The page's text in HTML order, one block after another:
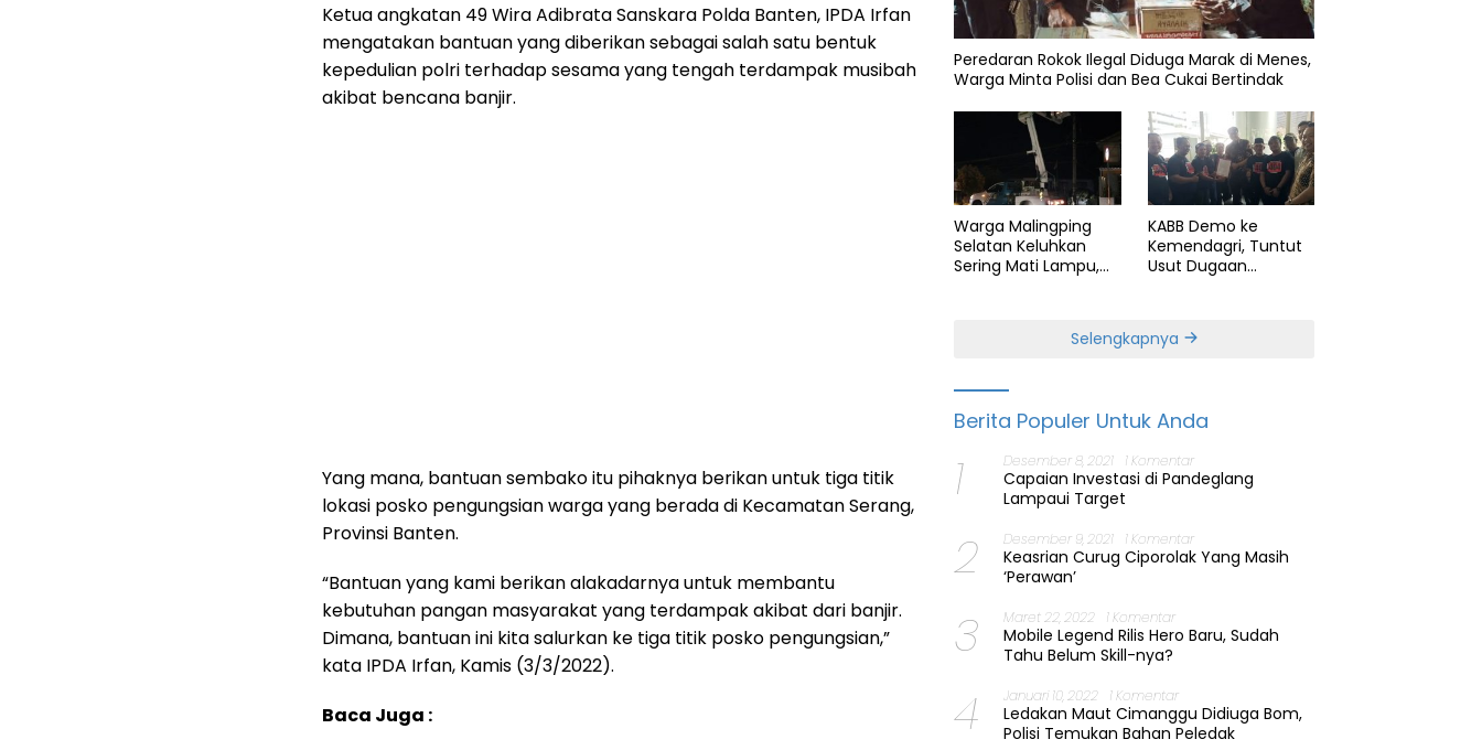
Ketua angkatan 49 Wira Adibrata Sanskara Polda Banten, IPDA Irfan
mengatakan bantuan yang diberikan sebagai salah satu bentuk
kepedulian polri terhadap sesama yang tengah terdampak musibah
akibat bencana banjir.
Yang mana, bantuan sembako itu pihaknya berikan untuk tiga titik
lokasi posko pengungsian warga yang berada di Kecamatan Serang,
Provinsi Banten.
“Bantuan yang kami berikan alakadarnya untuk membantu
kebutuhan pangan masyarakat yang terdampak akibat dari banjir.
Dimana, bantuan ini kita salurkan ke tiga titik posko pengungsian,”
kata IPDA Irfan, Kamis (3/3/2022).
Baca Juga :
Peredaran Rokok Ilegal Diduga Marak di Menes,
Warga Minta Polisi dan Bea Cukai Bertindak
Warga Malingping
Selatan Keluhkan
Sering Mati Lampu,
KABB Demo ke
Kemendagri, Tuntut
Usut Dugaan
Selengkapnya
Berita Populer Untuk Anda
1 Desember 8, 2021 1 Komentar
Capaian Investasi di Pandeglang
Lampaui Target
2 Desember 9, 2021 1 Komentar
Keasrian Curug Ciporolak Yang Masih
‘Perawan’
3 Maret 22, 2022 1 Komentar
Mobile Legend Rilis Hero Baru, Sudah
Tahu Belum Skill-nya?
4 Januari 10, 2022 1 Komentar
Ledakan Maut Cimanggu Didiuga Bom,
Polisi Temukan Bahan Peledak